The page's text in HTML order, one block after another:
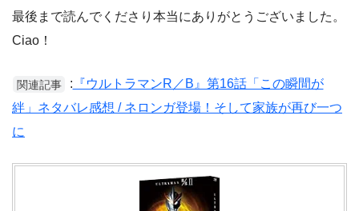
最後まで読んでくださり本当にありがとうございました。
Ciao！
関連記事 : 『ウルトラマンR／B』第16話「この瞬間が
絆」ネタバレ感想 / ネロンガ登場！そして家族が再び一つ
に